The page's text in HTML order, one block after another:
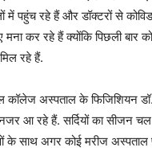
में पहुंच रहे हैं और डॉक्टरों से
कर रहे हैं क्योंकि पिछली बार
रहे हैं.
कॉलेज अस्पताल के फिजिशियन
आ रहे हैं. सर्दियों का सीजन
के साथ अगर कोई मरीज